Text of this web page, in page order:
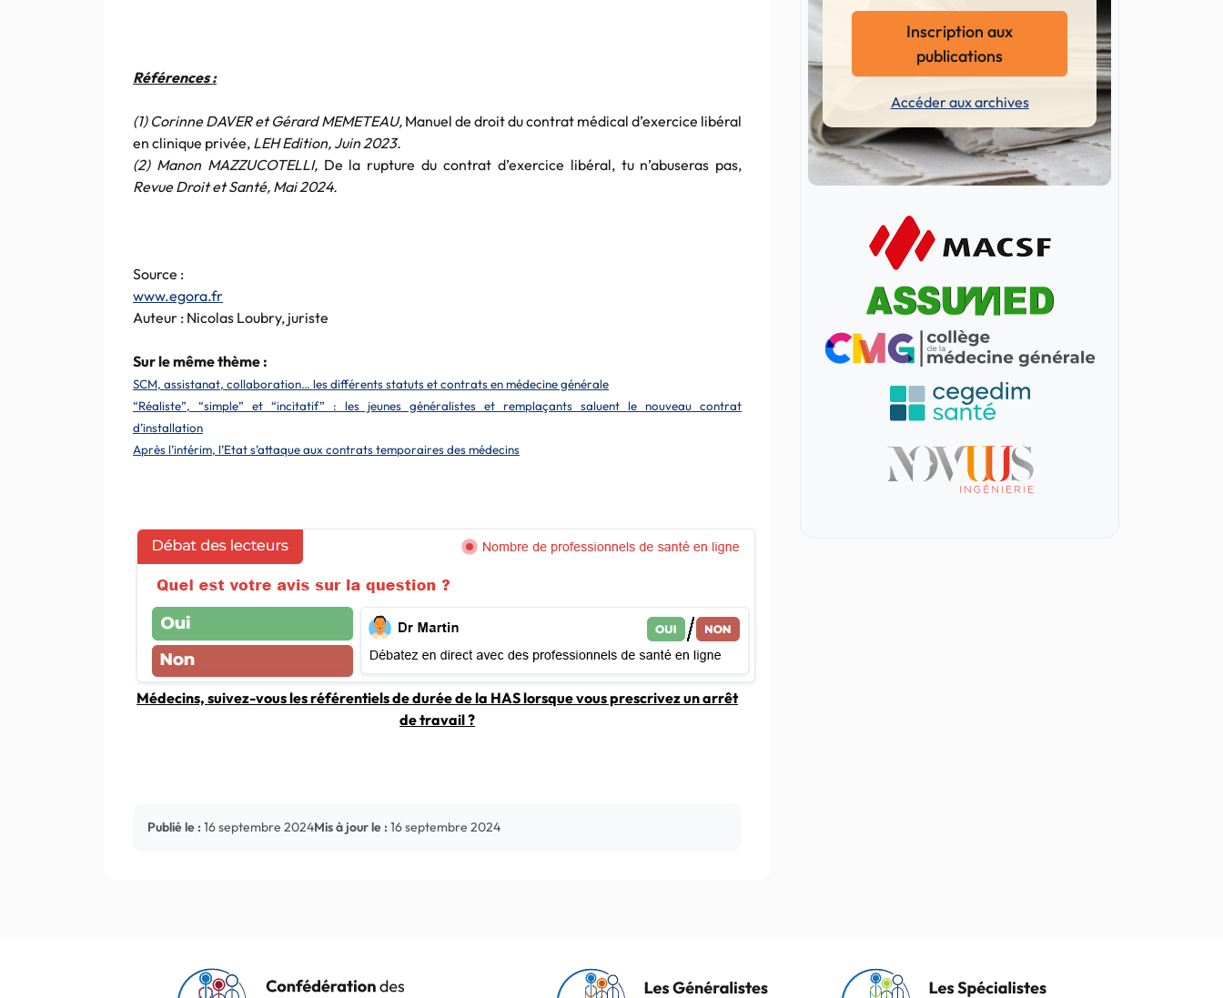
Références :
(1) Corinne DAVER et Gérard MEMETEAU, Manuel de droit du contrat médical d’exercice libéral
en clinique privée, LEH Edition, Juin 2023.
(2) Manon MAZZUCOTELLI, De la rupture du contrat d’exercice libéral, tu n’abuseras pas,
Revue Droit et Santé, Mai 2024.
Source :
www.egora.fr
Auteur : Nicolas Loubry, juriste
Sur le même thème :
SCM, assistanat, collaboration… les différents statuts et contrats en médecine générale
“Réaliste”, “simple” et “incitatif” : les jeunes généralistes et remplaçants saluent le nouveau contrat
d’installation
Après l’intérim, l’Etat s’attaque aux contrats temporaires des médecins
Médecins, suivez-vous les référentiels de durée de la HAS lorsque vous prescrivez un arrêt
de travail ?
Publié le : 16 septembre 2024Mis à jour le : 16 septembre 2024
Inscription aux
publications
Accéder aux archives